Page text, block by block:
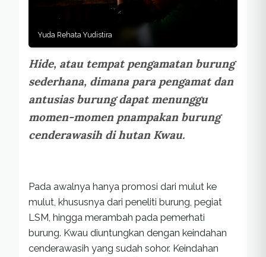
Yuda Rehata Yudistira
Hide, atau tempat pengamatan burung
sederhana, dimana para pengamat dan
antusias burung dapat menunggu
momen-momen pnampakan burung
cenderawasih di hutan Kwau.
Pada awalnya hanya promosi dari mulut ke
mulut, khususnya dari peneliti burung, pegiat
LSM, hingga merambah pada pemerhati
burung. Kwau diuntungkan dengan keindahan
cenderawasih yang sudah sohor. Keindahan